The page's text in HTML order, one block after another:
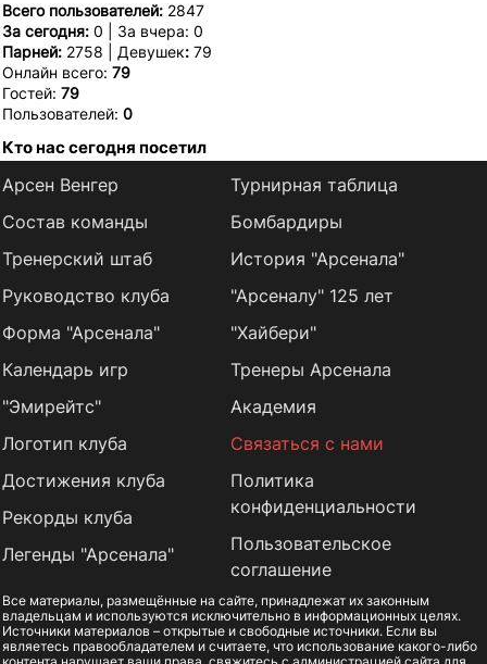
Всего пользователей: 2847
За сегодня: 0 | За вчера: 0
Парней: 2758 | Девушек: 79
Онлайн всего: 79
Гостей: 79
Пользователей: 0
Кто нас сегодня посетил
Арсен Венгер
Состав команды
Тренерский штаб
Руководство клуба
Форма "Арсенала"
Календарь игр
Турнирная таблица
Бомбардиры
История "Арсенала"
"Арсеналу" 125 лет
"Хайбери"
Тренеры Арсенала
"Эмирейтс"
Логотип клуба
Достижения клуба
Рекорды клуба
Легенды "Арсенала"
Академия
Связаться с нами
Политика
конфиденциальности
Пользовательское
соглашение
Все материалы, размещённые на сайте, принадлежат их законным
владельцам и используются исключительно в информационных целях.
Источники материалов – открытые и свободные источники. Если вы
являетесь правообладателем и считаете, что использование какого-либо